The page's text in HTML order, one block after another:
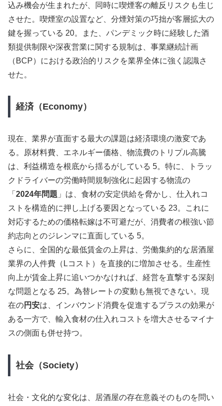
込み機会が生まれたが、同時に喫煙客の離反リスクも生じ
させた。喫煙室の設置など、分煙対策の巧拙が客層拡大の
鍵を握っている 20。また、パンデミック時に経験した酒
類提供制限や深夜営業に関する規制は、事業継続計画
（BCP）における政治的リスクを業界全体に強く認識さ
せた。
経済（Economy）
現在、業界が直面する最大の課題は経済環境の激変であ
る。原材料費、エネルギー価格、物流費のトリプル高騰
は、利益構造を根底から揺るがしている 5。特に、トラッ
クドライバーの労働時間規制強化に起因する物流の
「 2024年問題 」は、食材の安定供給を脅かし、仕入れコ
ストを構造的に押し上げる要因となっている 23。これに
対応するための価格転嫁は不可避だが、消費者の根強い節
約志向とのジレンマに直面している 5。
さらに、全国的な最低賃金の上昇は、労働集約的な居酒屋
業界の人件費（Lコスト）を直接的に増加させる。生産性
向上が賃金上昇に追いつかなければ、経営を直撃する深刻
な問題となる 25。為替レートの変動も無視できない。現
在の円安は、インバウンド消費を促進するプラスの効果が
ある一方で、輸入食材の仕入れコストを増大させるマイナ
スの側面も併せ持つ。
社会（Society）
社会・文化的な変化は、居酒屋の存在意義そのものを問い